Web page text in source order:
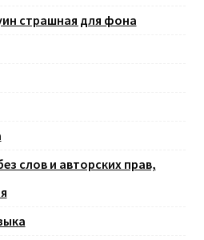
страшная для фона
слов и авторских прав,